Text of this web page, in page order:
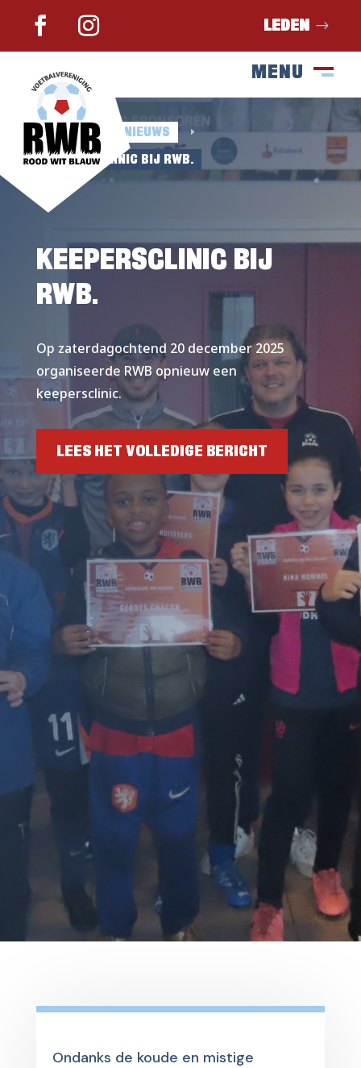
LEDEN
MENU
SLUIT
HOME E NIEUWS E
KEEPERSCLINIC BIJ RWB.
KEEPERSCLINIC BIJ
RWB.
Op zaterdagochtend 20 december 2025
organiseerde RWB opnieuw een
keepersclinic.
LEES HET VOLLEDIGE BERICHT
Ondanks de koude en mistige